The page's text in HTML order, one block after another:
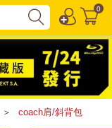
0
＞ coach肩/斜背包